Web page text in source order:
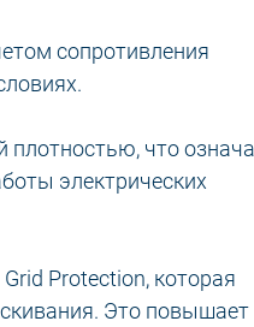
сопротивления
что
электрических
Protection, которая
Это повышает